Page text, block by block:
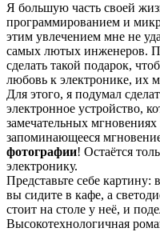
Я большую часть своей
программированием и
этим увлечением мне не
самых лютых инженеров.
сделать такой подарок,
любовь к электронике, их
Для этого, я подумал
электронное устройство,
замечательных
запоминающееся
фотографии! Остаётся
электронику.
Представьте себе картину:
вы сидите в кафе, а
стоит на столе у неё, и
Высокотехнологичная